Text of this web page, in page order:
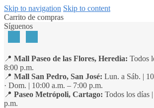
Skip to navigation Skip to content
Carrito de compras
Síguenos
📍 Mall Paseo de las Flores, Heredia: Todos
8:00 p.m.
📍 Mall San Pedro, San José: Lun. a Sáb. |
· Dom. | 10:00 a.m. – 7:00 p.m.
📍 Paseo Metrópoli, Cartago: Todos los días
p.m.